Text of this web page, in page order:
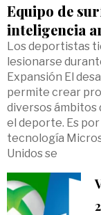
Equipo de
inteligencia
Los deportistas
lesionarse
Expansión El
permite crear
diversos ámbitos
el deporte. Es
tecnología
Unidos se